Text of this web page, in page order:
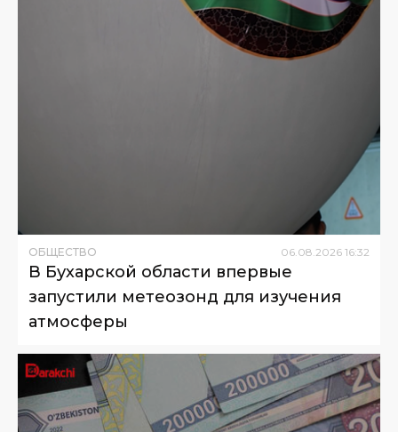
ОБЩЕСТВО 06 08 2026 16:32
В Бухарской области впервые
запустили метеозонд для изучения
атмосферы